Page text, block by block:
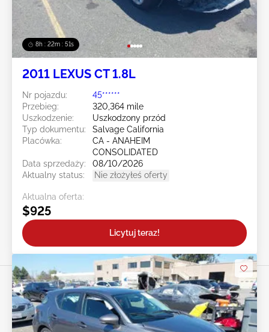
8h : 22m : 49s
2011 LEXUS CT 1.8L
Nr pojazdu:
45******
Przebieg:
320,364 mile
Uszkodzenie:
Uszkodzony przód
Typ dokumentu:
Salvage California
Placówka:
CA - ANAHEIM
CONSOLIDATED
Data sprzedaży:
08/10/2026
Aktualny status:
Nie złożyłeś oferty
Aktualna oferta:
$925
Licytuj teraz!